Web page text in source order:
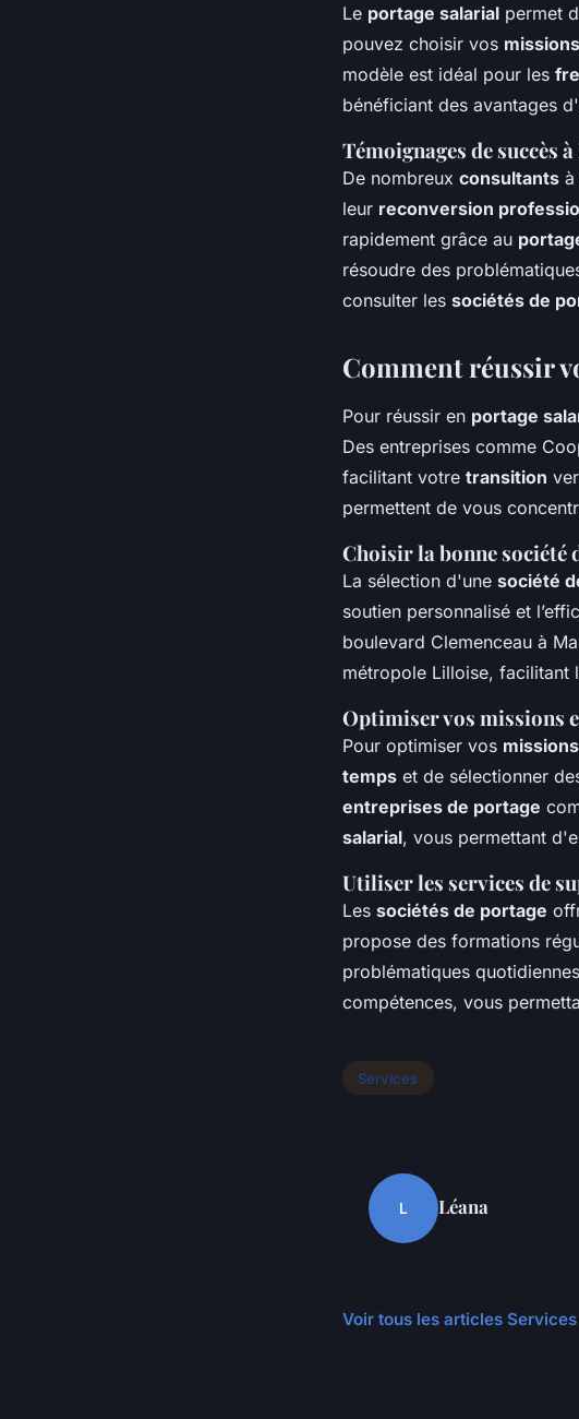
Le portage salarial permet
pouvez choisir vos missions
modèle est idéal pour les
bénéficiant des avantages
Témoignages de succès
De nombreux consultants à
leur reconversion
rapidement grâce au
résoudre des
consulter les sociétés de
Comment réussir
Pour réussir en portage
Des entreprises comme
facilitant votre transition
permettent de vous
Choisir la bonne société
La sélection d'une société
soutien personnalisé et
boulevard Clemenceau à
métropole Lilloise, facilitant
Optimiser vos missions
Pour optimiser vos missions
temps et de sélectionner
entreprises de portage
salarial, vous permettant
Utiliser les services de
Les sociétés de portage
propose des formations
problématiques
compétences, vous
Services
L Léana
Voir tous les articles